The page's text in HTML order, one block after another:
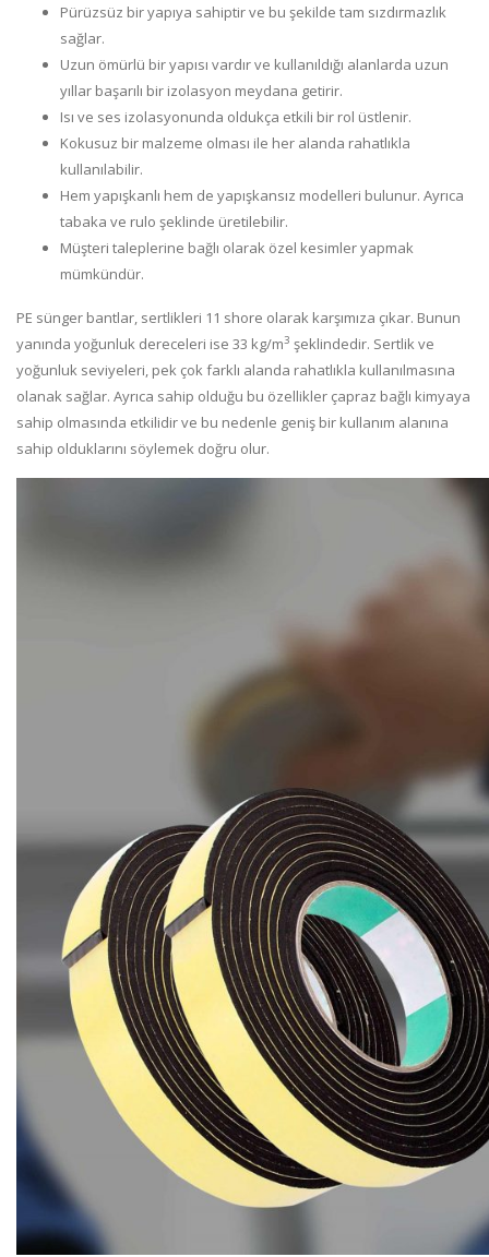
Pürüzsüz bir yapıya sahiptir ve bu şekilde tam sızdırmazlık
sağlar.
Uzun ömürlü bir yapısı vardır ve kullanıldığı alanlarda uzun
yıllar başarılı bir izolasyon meydana getirir.
Isı ve ses izolasyonunda oldukça etkili bir rol üstlenir.
Kokusuz bir malzeme olması ile her alanda rahatlıkla
kullanılabilir.
Hem yapışkanlı hem de yapışkansız modelleri bulunur. Ayrıca
tabaka ve rulo şeklinde üretilebilir.
Müşteri taleplerine bağlı olarak özel kesimler yapmak
mümkündür.
PE sünger bantlar, sertlikleri 11 shore olarak karşımıza çıkar. Bunun
yanında yoğunluk dereceleri ise 33 kg/m3 şeklindedir. Sertlik ve
yoğunluk seviyeleri, pek çok farklı alanda rahatlıkla kullanılmasına
olanak sağlar. Ayrıca sahip olduğu bu özellikler çapraz bağlı kimyaya
sahip olmasında etkilidir ve bu nedenle geniş bir kullanım alanına
sahip olduklarını söylemek doğru olur.